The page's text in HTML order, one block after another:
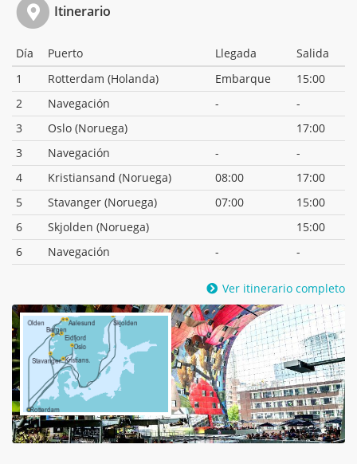
Itinerario
Día Puerto Llegada
Salida
1
Rotterdam (Holanda) Embarque
15:00
2
Navegación -
-
3
Oslo (Noruega)
17:00
3
Navegación -
-
4
Kristiansand (Noruega) 08:00
17:00
5
Stavanger (Noruega) 07:00
15:00
6
Skjolden (Noruega)
15:00
6
Navegación - -
Ver itinerario completo